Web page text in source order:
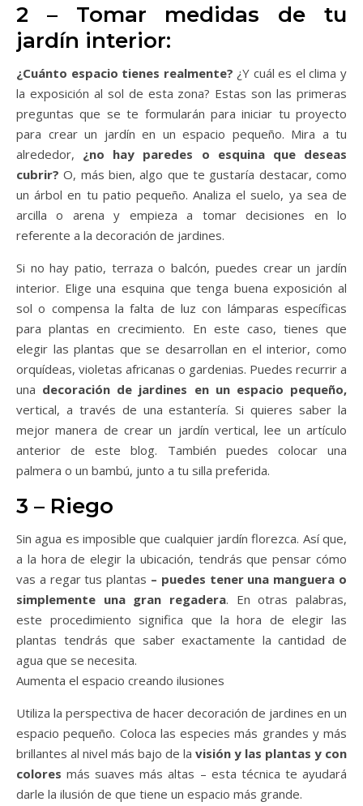
2 – Tomar medidas de tu
jardín interior:
¿Cuánto espacio tienes realmente? ¿Y cuál es el clima y
la exposición al sol de esta zona? Estas son las primeras
preguntas que se te formularán para iniciar tu proyecto
para crear un jardín en un espacio pequeño. Mira a tu
alrededor, ¿no hay paredes o esquina que deseas
cubrir? O, más bien, algo que te gustaría destacar, como
un árbol en tu patio pequeño. Analiza el suelo, ya sea de
arcilla o arena y empieza a tomar decisiones en lo
referente a la decoración de jardines.
Si no hay patio, terraza o balcón, puedes crear un jardín
interior. Elige una esquina que tenga buena exposición al
sol o compensa la falta de luz con lámparas específicas
para plantas en crecimiento. En este caso, tienes que
elegir las plantas que se desarrollan en el interior, como
orquídeas, violetas africanas o gardenias. Puedes recurrir a
una decoración de jardines en un espacio pequeño,
vertical, a través de una estantería. Si quieres saber la
mejor manera de crear un jardín vertical, lee un artículo
anterior de este blog. También puedes colocar una
palmera o un bambú, junto a tu silla preferida.
3 – Riego
Sin agua es imposible que cualquier jardín florezca. Así que,
a la hora de elegir la ubicación, tendrás que pensar cómo
vas a regar tus plantas – puedes tener una manguera o
simplemente una gran regadera. En otras palabras,
este procedimiento significa que la hora de elegir las
plantas tendrás que saber exactamente la cantidad de
agua que se necesita.
Aumenta el espacio creando ilusiones
Utiliza la perspectiva de hacer decoración de jardines en un
espacio pequeño. Coloca las especies más grandes y más
brillantes al nivel más bajo de la visión y las plantas y con
colores más suaves más altas – esta técnica te ayudará
darle la ilusión de que tiene un espacio más grande.